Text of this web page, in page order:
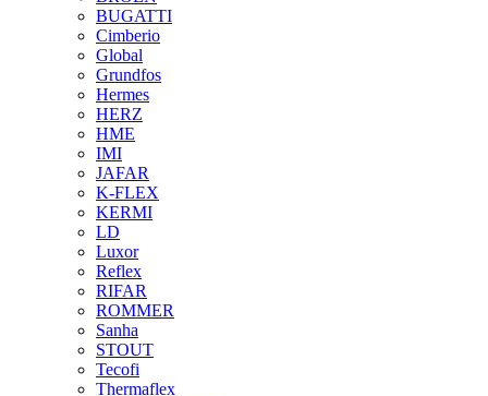
BUGATTI
Cimberio
Global
Grundfos
Hermes
HERZ
HME
IMI
JAFAR
K-FLEX
KERMI
LD
Luxor
Reflex
RIFAR
ROMMER
Sanha
STOUT
Tecofi
Thermaflex